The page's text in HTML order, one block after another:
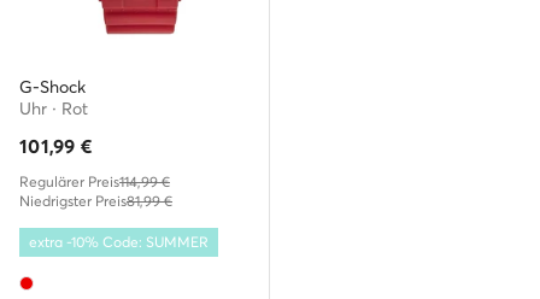
G-Shock
Uhr · Rot
101,99 €
Regulärer Preis114,99 €
Niedrigster Preis81,99 €
extra -10% Code: SUMMER